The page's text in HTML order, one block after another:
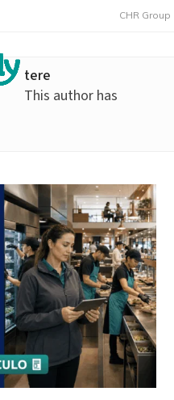
CHR Group
tere
This author has